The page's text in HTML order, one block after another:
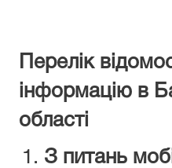
Перелік
інформацію в
області
З питань